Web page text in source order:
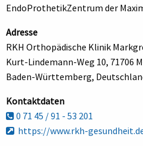
EndoProthetikZentrum der
Adresse
RKH Orthopädische Klinik
Kurt-Lindemann-Weg 10, 71706
Baden-Württemberg,
Kontaktdaten
0 71 45 / 91 - 53 201
https://www.rkh-